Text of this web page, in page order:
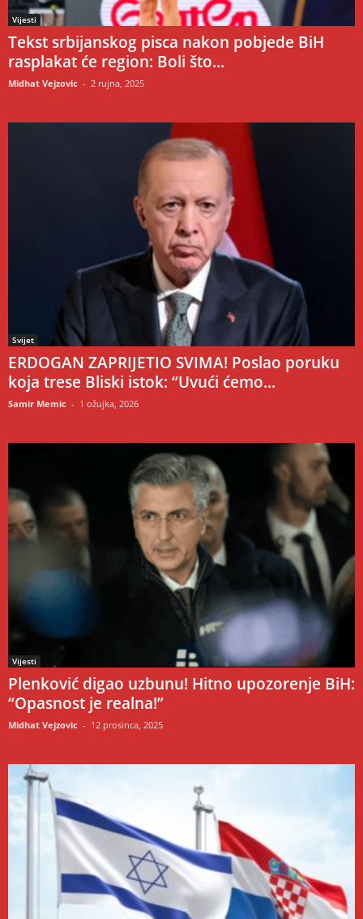
Vijesti
Tekst srbijanskog pisca nakon pobjede BiH
rasplakat će region: Boli što...
Midhat Vejzovic - 2 rujna, 2025
Svijet
ERDOGAN ZAPRIJETIO SVIMA! Poslao poruku
koja trese Bliski istok: “Uvući ćemo...
Samir Memic - 1 ožujka, 2026
Vijesti
Plenković digao uzbunu! Hitno upozorenje BiH:
“Opasnost je realna!”
Midhat Vejzovic - 12 prosinca, 2025